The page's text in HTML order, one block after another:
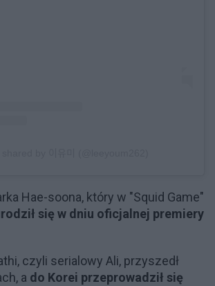
Hae-soona, który w "Squid Game"
się w dniu oficjalnej premiery
czyli serialowy Ali, przyszedł
a do Korei przeprowadził się